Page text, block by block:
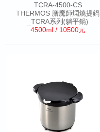
TCRA-4500-CS
THERMOS 膳魔師燜燒提鍋
_TCRA系列(躺平鍋)
4500ml / 10500元